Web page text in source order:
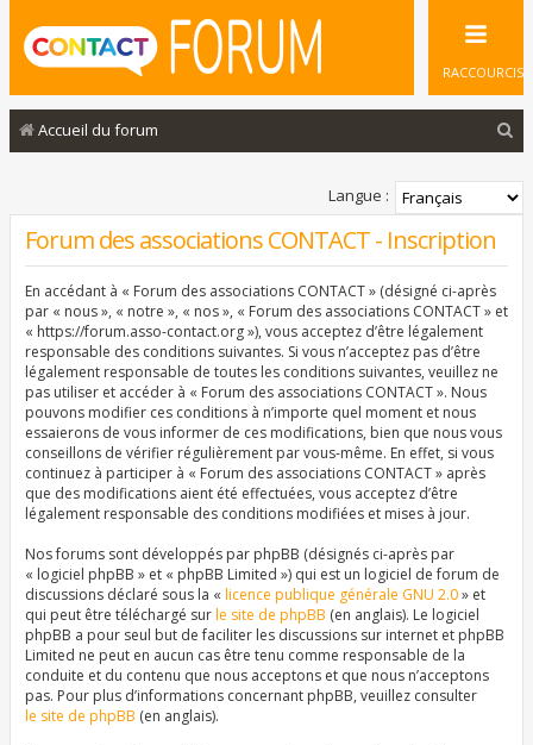
RACCOURCIS
Accueil du forum
c
Langue :
Forum des associations CONTACT - Inscription
En accédant à « Forum des associations CONTACT » (désigné ci-après
par « nous », « notre », « nos », « Forum des associations CONTACT » et
« https://forum.asso-contact.org »), vous acceptez d’être légalement
responsable des conditions suivantes. Si vous n’acceptez pas d’être
légalement responsable de toutes les conditions suivantes, veuillez ne
pas utiliser et accéder à « Forum des associations CONTACT ». Nous
pouvons modifier ces conditions à n’importe quel moment et nous
essaierons de vous informer de ces modifications, bien que nous vous
conseillons de vérifier régulièrement par vous-même. En effet, si vous
continuez à participer à « Forum des associations CONTACT » après
que des modifications aient été effectuées, vous acceptez d’être
légalement responsable des conditions modifiées et mises à jour.
Nos forums sont développés par phpBB (désignés ci-après par
« logiciel phpBB » et « phpBB Limited ») qui est un logiciel de forum de
discussions déclaré sous la « licence publique générale GNU 2.0» et
qui peut être téléchargé surle site de phpBB (en anglais). Le logiciel
phpBB a pour seul but de faciliter les discussions sur internet et phpBB
Limited ne peut en aucun cas être tenu comme responsable de la
conduite et du contenu que nous acceptons et que nous n’acceptons
pas. Pour plus d’informations concernant phpBB, veuillez consulter
le site de phpBB (en anglais).